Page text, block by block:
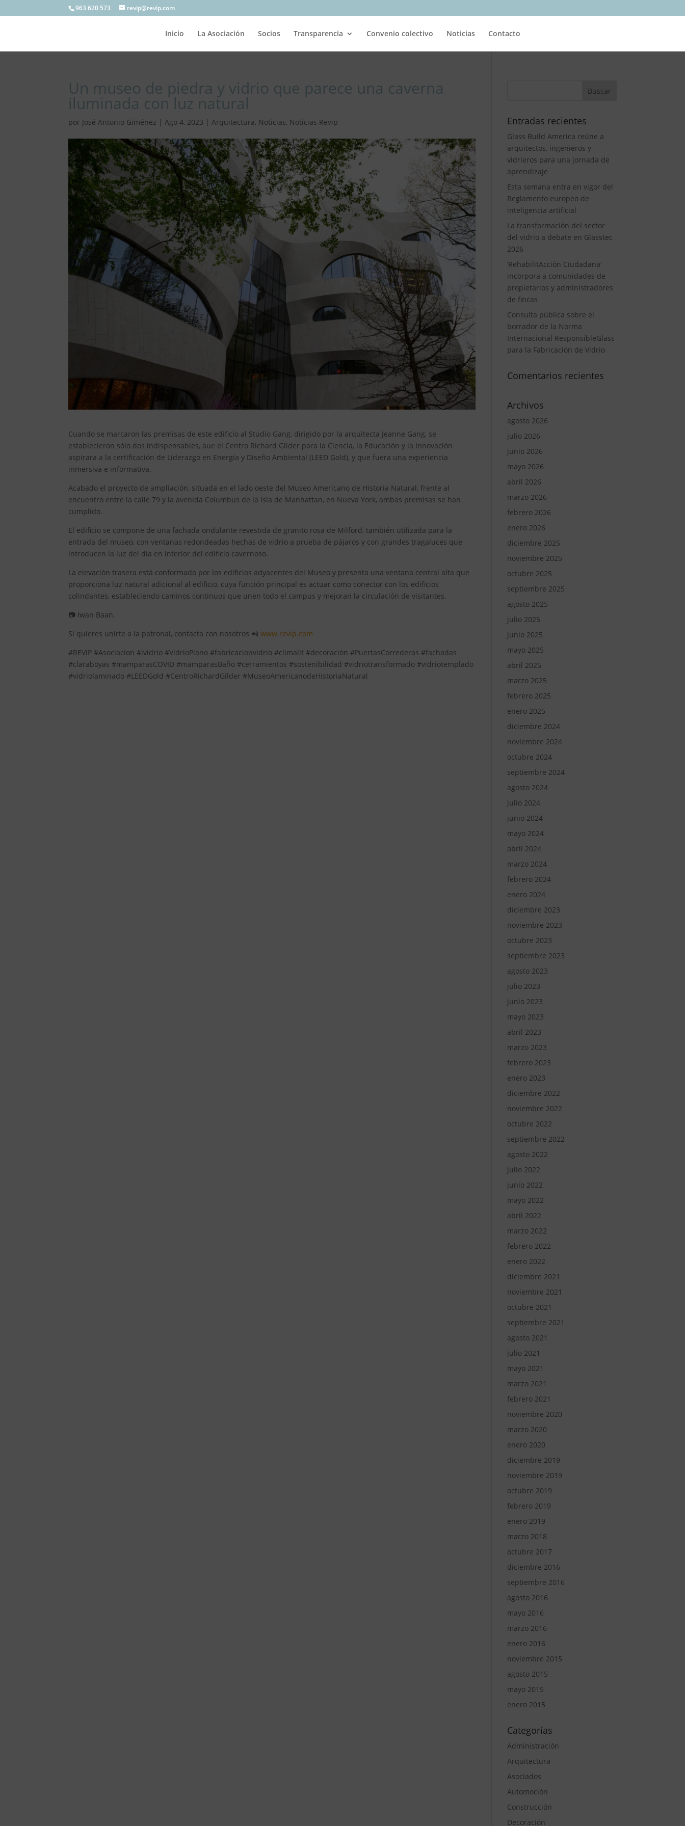
963 620 573 revip@revip.com
Inicio La Asociación Socios Transparencia Convenio colectivo Noticias Contacto
Un museo de piedra y vidrio que parece una caverna
iluminada con luz natural
por José Antonio Giménez |Ago 4, 2023 |Arquitectura, Noticias, Noticias Revip
Cuando se marcaron las premisas de este edificio al Studio Gang, dirigido por la arquitecta Jeanne Gang, se
establecieron sólo dos indispensables, aue el Centro Richard Gilder para la Ciencia, la Educación y la Innovación
aspirara a la certificación de Liderazgo en Energía y Diseño Ambiental (LEED Gold), y que fuera una experiencia
inmersiva e informativa.
Acabado el proyecto de ampliación, situada en el lado oeste del Museo Americano de Historia Natural, frente al
encuentro entre la calle 79 y la avenida Columbus de la isla de Manhattan, en Nueva York, ambas premisas se han
cumplido.
El edificio se compone de una fachada ondulante revestida de granito rosa de Milford, también utilizada para la
entrada del museo, con ventanas redondeadas hechas de vidrio a prueba de pájaros y con grandes tragaluces que
introducen la luz del día en interior del edificio cavernoso.
La elevación trasera está conformada por los edificios adyacentes del Museo y presenta una ventana central alta que
proporciona luz natural adicional al edificio, cuya función principal es actuar como conector con los edificios
colindantes, estableciendo caminos continuos que unen todo el campus y mejoran la circulación de visitantes.
📷 Iwan Baan.
Si quieres unirte a la patronal, contacta con nosotros 📲www.revip.com
#REVIP #Asociacion #ividrio #VidrioPlano #fabricacionvidrio #climalit #decoración #PuertasCorrederas #fachadas
#claraboyas #mamparasCOVID #mamparasBaño #cerramientos #sostenibilidad #vidriotransformado #vidriotemplado
#vidriolaminado #LEEDGold #CentroRichardGilder #MuseoAmericanodeHistoriaNatural
Entradas recientes
Glass Build America reúne a
arquitectos, ingenieros y
vidrieros para una jornada de
aprendizaje
Esta semana entra en vigor del
Reglamento europeo de
inteligencia artificial
La transformación del sector
del vidrio a debate en Glasstec
2026
‘RehabilitAcción Ciudadana’
incorpora a comunidades de
propietarios y administradores
de fincas
Consulta pública sobre el
borrador de la Norma
Internacional ResponsibleGlass
para la Fabricación de Vidrio
Comentarios recientes
Archivos
agosto 2026
julio 2026
junio 2026
mayo 2026
abril 2026
marzo 2026
febrero 2026
enero 2026
diciembre 2025
noviembre 2025
octubre 2025
septiembre 2025
agosto 2025
julio 2025
junio 2025
mayo 2025
abril 2025
marzo 2025
febrero 2025
enero 2025
diciembre 2024
noviembre 2024
octubre 2024
septiembre 2024
agosto 2024
julio 2024
junio 2024
mayo 2024
abril 2024
marzo 2024
febrero 2024
enero 2024
diciembre 2023
noviembre 2023
octubre 2023
septiembre 2023
agosto 2023
julio 2023
junio 2023
mayo 2023
abril 2023
marzo 2023
febrero 2023
enero 2023
diciembre 2022
noviembre 2022
octubre 2022
septiembre 2022
agosto 2022
julio 2022
junio 2022
mayo 2022
abril 2022
marzo 2022
febrero 2022
enero 2022
diciembre 2021
noviembre 2021
octubre 2021
septiembre 2021
agosto 2021
julio 2021
mayo 2021
marzo 2021
febrero 2021
noviembre 2020
marzo 2020
enero 2020
diciembre 2019
noviembre 2019
octubre 2019
febrero 2019
enero 2019
marzo 2018
octubre 2017
diciembre 2016
septiembre 2016
agosto 2016
mayo 2016
marzo 2016
enero 2016
noviembre 2015
agosto 2015
mayo 2015
enero 2015
Categorías
Administración
Arquitectura
Asociados
Automoción
Construcción
Decoración